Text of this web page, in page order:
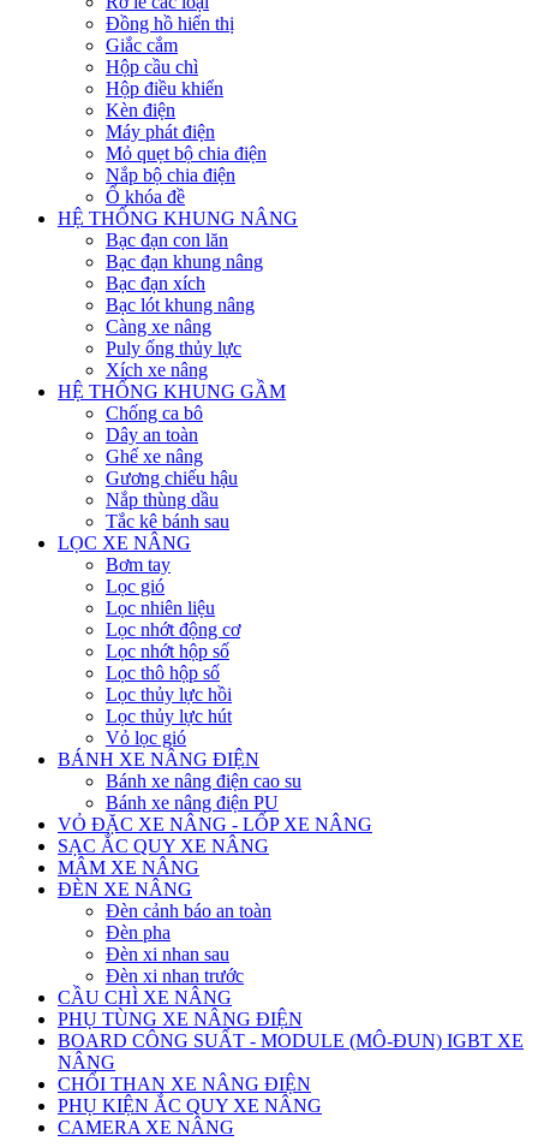
Đồng hồ hiển thị
Giắc cắm
Hộp cầu chì
Hộp điều khiển
Kèn điện
Máy phát điện
Mỏ quẹt bộ chia điện
Nắp bộ chia điện
Ổ khóa đề
HỆ THỐNG KHUNG NÂNG
Bạc đạn con lăn
Bạc đạn khung nâng
Bạc đạn xích
Bạc lót khung nâng
Càng xe nâng
Puly ống thủy lực
Xích xe nâng
HỆ THỐNG KHUNG GẦM
Chống ca bô
Dây an toàn
Ghế xe nâng
Gương chiếu hậu
Nắp thùng dầu
Tắc kê bánh sau
LỌC XE NÂNG
Bơm tay
Lọc gió
Lọc nhiên liệu
Lọc nhớt động cơ
Lọc nhớt hộp số
Lọc thô hộp số
Lọc thủy lực hồi
Lọc thủy lực hút
Vỏ lọc gió
BÁNH XE NÂNG ĐIỆN
Bánh xe nâng điện cao su
Bánh xe nâng điện PU
VỎ ĐẶC XE NÂNG - LỐP XE NÂNG
SẠC ẮC QUY XE NÂNG
MÂM XE NÂNG
ĐÈN XE NÂNG
Đèn cảnh báo an toàn
Đèn pha
Đèn xi nhan sau
Đèn xi nhan trước
CẦU CHÌ XE NÂNG
PHỤ TÙNG XE NÂNG ĐIỆN
BOARD CÔNG SUẤT - MODULE (MÔ-ĐUN) IGBT XE
NÂNG
CHỔI THAN XE NÂNG ĐIỆN
PHỤ KIỆN ẮC QUY XE NÂNG
CAMERA XE NÂNG